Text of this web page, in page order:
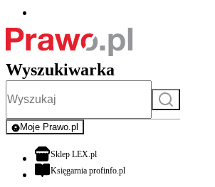
Wyszukiwarka
Szukaj
Moje Prawo.pl
- rejestracja i logowanie do serwisu
Sklep LEX.plotwiera się w nowej karcie
Księgarnia profinfo.plotwiera się w nowej karcie